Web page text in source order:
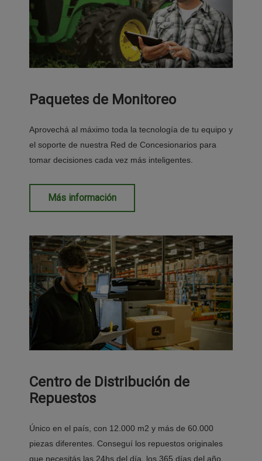
Paquetes de Monitoreo
Aprovechá al máximo toda la tecnología de tu equipo y
el soporte de nuestra Red de Concesionarios para
tomar decisiones cada vez más inteligentes.
Más información
Centro de Distribución de
Repuestos
Único en el país, con 12.000 m2 y más de 60.000
piezas diferentes. Conseguí los repuestos originales
que necesitás las 24hs del día, los 365 días del año.